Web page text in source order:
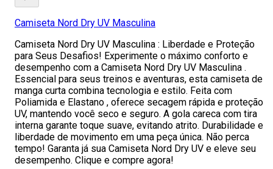
Camiseta Nord Dry UV Masculina
Camiseta Nord Dry UV Masculina : Liberdade e Proteção
para Seus Desafios! Experimente o máximo conforto e
desempenho com a Camiseta Nord Dry UV Masculina .
Essencial para seus treinos e aventuras, esta camiseta de
manga curta combina tecnologia e estilo. Feita com
Poliamida e Elastano , oferece secagem rápida e proteção
UV, mantendo você seco e seguro. A gola careca com tira
interna garante toque suave, evitando atrito. Durabilidade e
liberdade de movimento em uma peça única. Não perca
tempo! Garanta já sua Camiseta Nord Dry UV e eleve seu
desempenho. Clique e compre agora!